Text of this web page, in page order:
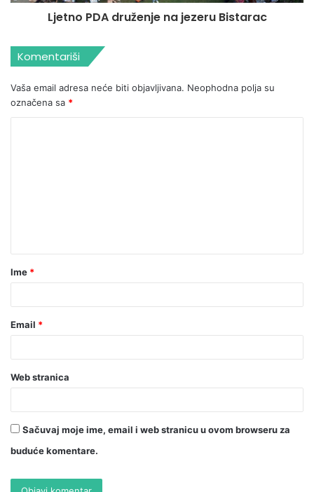
Ljetno PDA druženje na jezeru Bistarac
Komentariši
Vaša email adresa neće biti objavljivana. Neophodna polja su
označena sa *
Ime *
Email *
Web stranica
Sačuvaj moje ime, email i web stranicu u ovom browseru za
buduće komentare.